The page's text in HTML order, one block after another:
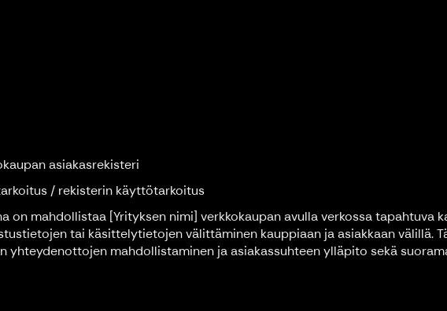
asiakasrekisteri
/ rekisterin käyttötarkoitus
on mahdollistaa [Yrityksen nimi] verkkokaupan avulla verkossa tapahtuva
tai käsittelytietojen välittäminen kauppiaan ja asiakkaan välillä.
yhteydenottojen mahdollistaminen ja asiakassuhteen ylläpito sekä